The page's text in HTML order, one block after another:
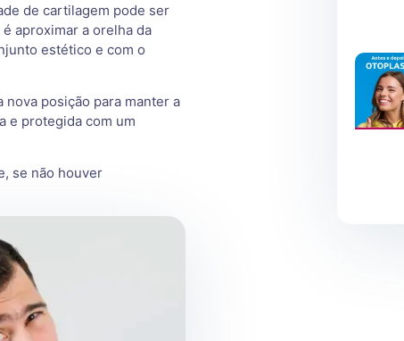
de cartilagem pode ser
aproximar a orelha da
estético e com o
posição para manter a
e protegida com um
se não houver